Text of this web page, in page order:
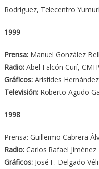
Rodríguez, Telecentro
1999
Prensa:Manuel González
Radio:Abel Falcón Curí,
Gráficos: Arístides
Televisión:Roberto Agudo
1998
Prensa: Guillermo Cabrera
Radio:Carlos Rafael Jiménez
Gráficos:José F. Delgado